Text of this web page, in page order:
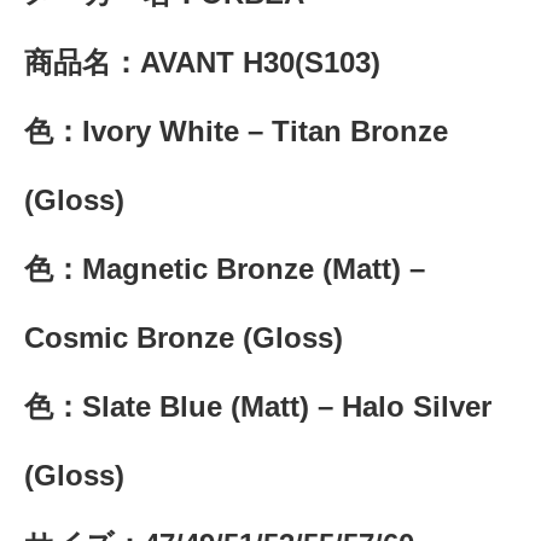
商品名：AVANT H30(S103)
色：Ivory White – Titan Bronze
(Gloss)
色：Magnetic Bronze (Matt) –
Cosmic Bronze (Gloss)
色：Slate Blue (Matt) – Halo Silver
(Gloss)